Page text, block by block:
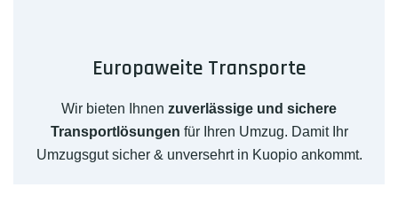
Europaweite Transporte
Wir bieten Ihnen zuverlässige und sichere
Transportlösungen für Ihren Umzug. Damit Ihr
Umzugsgut sicher & unversehrt in Kuopio ankommt.